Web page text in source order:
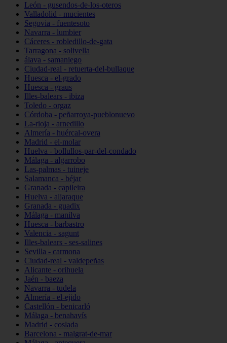
León - gusendos-de-los-oteros
Valladolid - mucientes
Segovia - fuentesoto
Navarra - lumbier
Cáceres - robledillo-de-gata
Tarragona - solivella
álava - samaniego
Ciudad-real - retuerta-del-bullaque
Huesca - el-grado
Huesca - graus
Illes-balears - ibiza
Toledo - orgaz
Córdoba - peñarroya-pueblonuevo
La-rioja - arnedillo
Almería - huércal-overa
Madrid - el-molar
Huelva - bollullos-par-del-condado
Málaga - algarrobo
Las-palmas - tuineje
Salamanca - béjar
Granada - capileira
Huelva - aljaraque
Granada - guadix
Málaga - manilva
Huesca - barbastro
Valencia - sagunt
Illes-balears - ses-salines
Sevilla - carmona
Ciudad-real - valdepeñas
Alicante - orihuela
Jaén - baeza
Navarra - tudela
Almería - el-ejido
Castellón - benicarló
Málaga - benahavís
Madrid - coslada
Barcelona - malgrat-de-mar